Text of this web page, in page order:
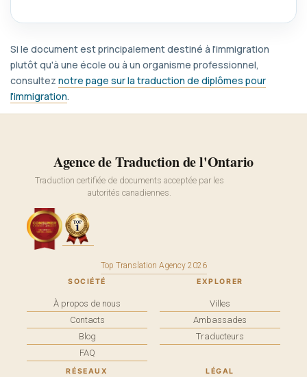
Si le document est principalement destiné à l'immigration
plutôt qu'à une école ou à un organisme professionnel,
consultez notre page sur la traduction de diplômes pour
l'immigration.
Agence de Traduction de l'Ontario
Traduction certifiée de documents acceptée par les
autorités canadiennes.
Top Translation Agency 2026
SOCIÉTÉ
À propos de nous
Contacts
Blog
FAQ
EXPLORER
Villes
Ambassades
Traducteurs
RÉSEAUX LÉGAL